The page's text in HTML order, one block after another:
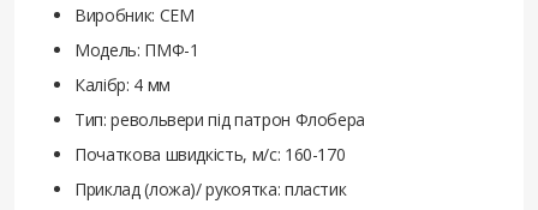
Виробник: СЕМ
Модель: ПМФ-1
Калібр: 4 мм
Тип: револьвери під патрон Флобера
Початкова швидкість, м/с: 160-170
Приклад (ложа)/ рукоятка: пластик